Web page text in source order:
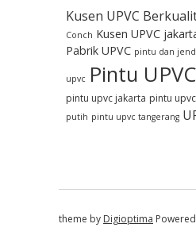
Kusen UPVC
Conch Kusen UPVC
Pabrik UPVC pintu dan
upvc Pintu UPVC
pintu upvc jakarta pintu
putih pintu upvc tangerang
theme by Digioptima